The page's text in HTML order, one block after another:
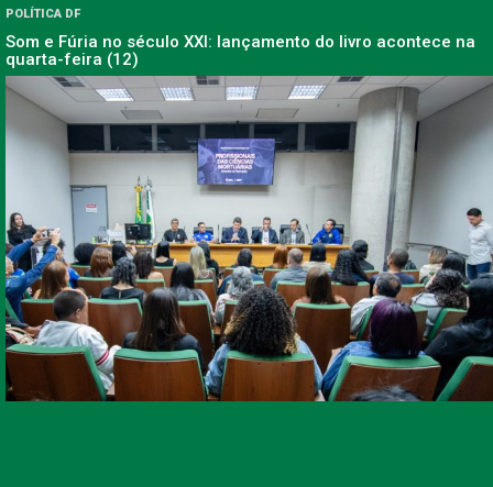
POLÍTICA DF
Som e Fúria no século XXI: lançamento do livro acontece na
quarta-feira (12)